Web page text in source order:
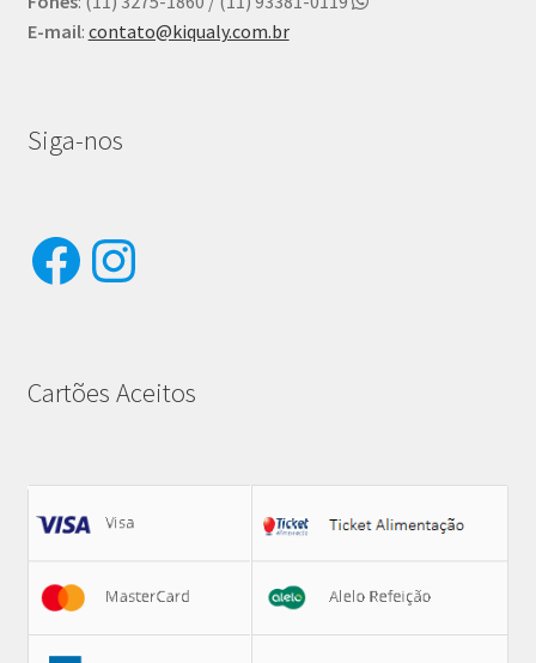
E-mail: contato@kiqualy.com.br
Siga-nos
Facebook
Instagram
Cartões Aceitos